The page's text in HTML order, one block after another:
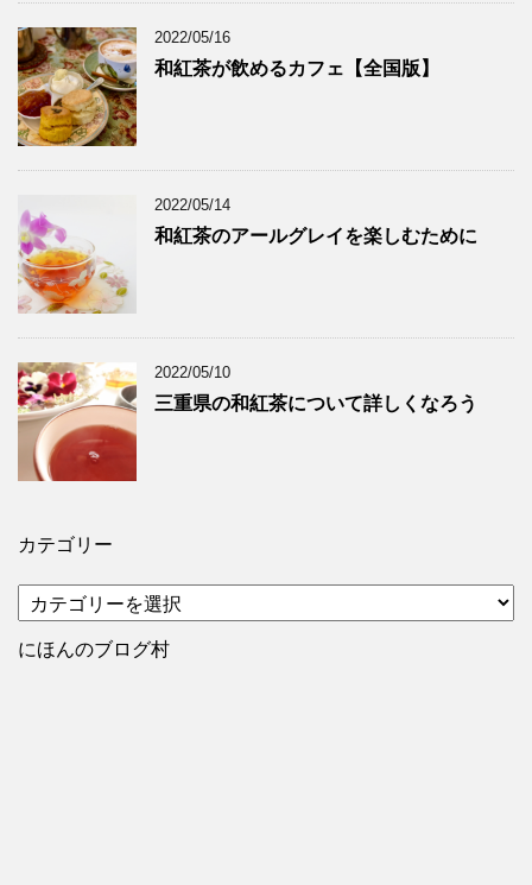
2022/05/16
和紅茶が飲めるカフェ【全国版】
2022/05/14
和紅茶のアールグレイを楽しむために
2022/05/10
三重県の和紅茶について詳しくなろう
カテゴリー
テ
ゴ
にほんのブログ村